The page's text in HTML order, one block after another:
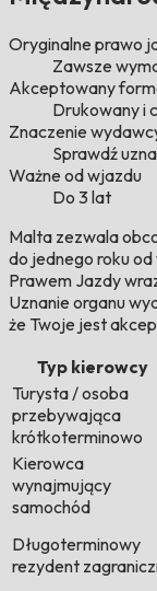
Oryginalne prawo
Zawsze
Akceptowany
Drukowany i
Znaczenie
Sprawdź
Ważne od wjazdu
Do 3 lat
Malta zezwala
do jednego roku
Prawem Jazdy
Uznanie organu
że Twoje jest
Typ kierowcy
Turysta / osoba
przebywająca
krótkoterminowo
Kierowca
wynajmujący
samochód
Długoterminowy
rezydent